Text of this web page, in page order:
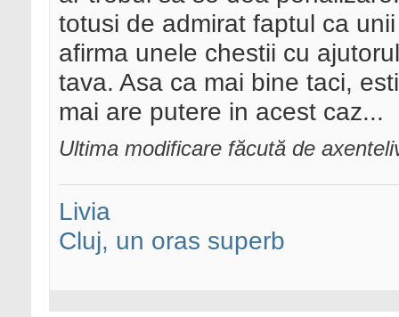
totusi de admirat faptul ca
afirma unele chestii cu
tava. Asa ca mai bine taci,
mai are putere in acest caz...
Ultima modificare făcută de
Livia
Cluj, un oras superb